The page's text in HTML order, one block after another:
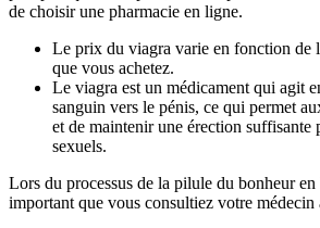
de choisir une pharmacie en ligne.
Le prix du viagra varie en fonction de
que vous achetez.
Le viagra est un médicament qui agit
sanguin vers le pénis, ce qui permet
et de maintenir une érection suffisante
sexuels.
Lors du processus de la pilule du bonheur
important que vous consultiez votre médecin